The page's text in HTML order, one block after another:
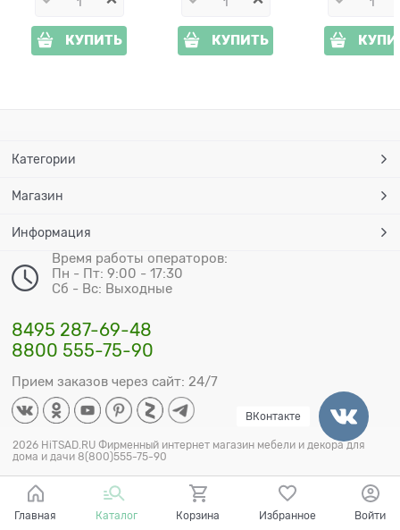
КУПИТЬ КУПИТЬ
Категории
Магазин
Информация
Время работы операторов:
Пн - Пт: 9:00 - 17:30
Сб - Вс: Выходные
8495 287-69-48
8800 555-75-90
Прием заказов через сайт: 24/7
2026 HiTSAD.RU Фирменный интернет магазин мебели и декора для
дома и дачи 8(800)555-75-90
Главная Каталог Корзина Избранное Войти
ВКонтакте